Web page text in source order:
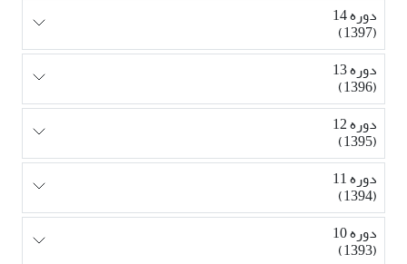
دوره 14
(1397)
دوره 13
(1396)
دوره 12
(1395)
دوره 11
(1394)
دوره 10
(1393)